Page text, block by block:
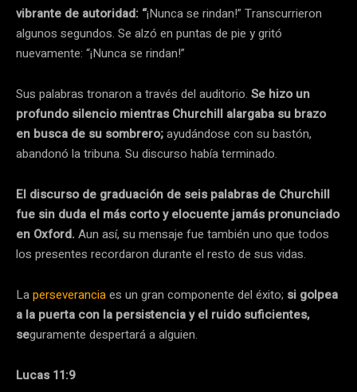
vibrante de autoridad: “¡Nunca se rindan!” Transcurrieron
algunos segundos. Se alzó en puntas de pie y gritó
nuevamente: “¡Nunca se rindan!”
Sus palabras tronaron a través del auditorio. Se hizo un
profundo silencio mientras Churchill alargaba su brazo
en busca de su sombrero;ayudándose con su bastón,
abandonó la tribuna. Su discurso había terminado.
El discurso de graduación de seis palabras de Churchill
fue sin duda el más corto y elocuente jamás pronunciado
en Oxford. Aun así, su mensaje fue también uno que todos
los presentes recordaron durante el resto de sus vidas.
Laperseveranciaes un gran componente del éxito; si golpea
a la puerta con la persistencia y el ruido suficientes,
seguramente despertará a alguien.
Lucas 11:9